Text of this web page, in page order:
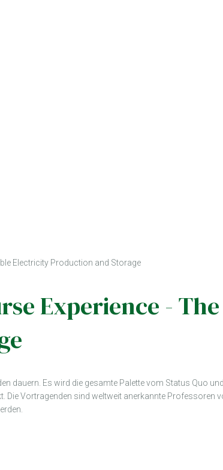
Electricity Production and Storage
Experience -
dauern. Es wird die gesamte Palette vom Status Quo
Vortragenden sind weltweit anerkannte Professoren